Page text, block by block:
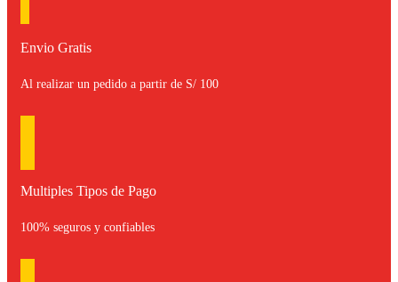
Envio Gratis
Al realizar un pedido a partir de S/ 100
Multiples Tipos de Pago
100% seguros y confiables